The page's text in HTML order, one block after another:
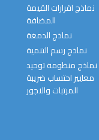
نماذج اقرارات القيمة
المضافة
نماذج الدمغة
نماذج رسم التنمية
نماذج منظومة توحيد
معايير احتساب ضريبة
المرتبات والاجور